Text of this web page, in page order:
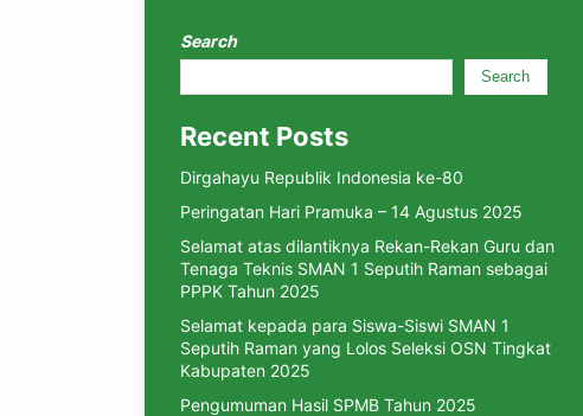
Search
Search
Recent Posts
Dirgahayu Republik Indonesia ke-80
Peringatan Hari Pramuka – 14 Agustus 2025
Selamat atas dilantiknya Rekan-Rekan Guru dan
Tenaga Teknis SMAN 1 Seputih Raman sebagai
PPPK Tahun 2025
Selamat kepada para Siswa-Siswi SMAN 1
Seputih Raman yang Lolos Seleksi OSN Tingkat
Kabupaten 2025
Pengumuman Hasil SPMB Tahun 2025